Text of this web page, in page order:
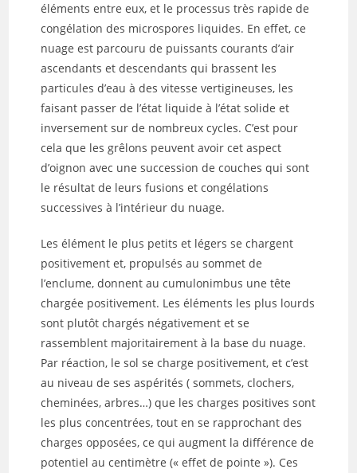
éléments entre eux, et le processus très rapide de
congélation des microspores liquides. En effet, ce
nuage est parcouru de puissants courants d’air
ascendants et descendants qui brassent les
particules d’eau à des vitesse vertigineuses, les
faisant passer de l’état liquide à l’état solide et
inversement sur de nombreux cycles. C’est pour
cela que les grêlons peuvent avoir cet aspect
d’oignon avec une succession de couches qui sont
le résultat de leurs fusions et congélations
successives à l’intérieur du nuage.
Les élément le plus petits et légers se chargent
positivement et, propulsés au sommet de
l’enclume, donnent au cumulonimbus une tête
chargée positivement. Les éléments les plus lourds
sont plutôt chargés négativement et se
rassemblent majoritairement à la base du nuage.
Par réaction, le sol se charge positivement, et c’est
au niveau de ses aspérités ( sommets, clochers,
cheminées, arbres…) que les charges positives sont
les plus concentrées, tout en se rapprochant des
charges opposées, ce qui augment la différence de
potentiel au centimètre (« effet de pointe »). Ces